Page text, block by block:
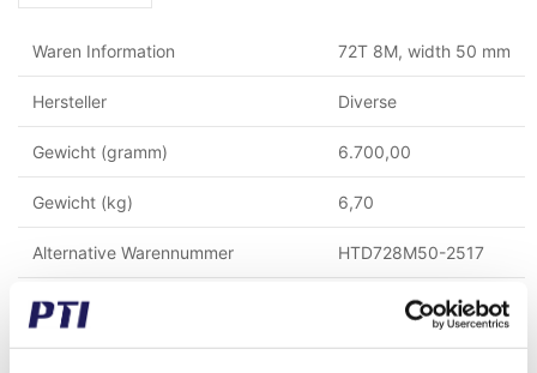
Waren Information 72T 8M, width 50 mm
Hersteller Diverse
Gewicht (gramm) 6.700,00
Gewicht (kg) 6,70
Alternative Warennummer HTD728M50-2517
Zolltarifnummer 8483908990
GTIN / EAN 5713188429406